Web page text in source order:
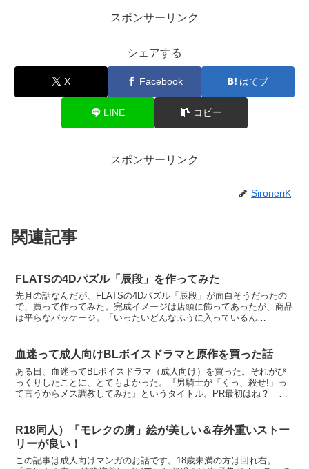
スポンサーリンク
シェアする
X Facebook はてブ
LINE コピー
スポンサーリンク
SironeriK
関連記事
FLATSの4Dパズル「辰段」を作ってみた
先月の話なんだが、FLATSの4Dパズル「辰段」が面白そうだったの
で、買って作ってみた。完成イメージは店頭に飾ってあったが、商品
は平らなパッケージ。「いったいどんなふうに入っているん
血迷って成人向けBLボイスドラマと原作を買った話
ある日、血迷ってBLボイスドラマ（成人向け）を買った。それがび
っくりしたことに、とてもよかった。『男騎士が「くっ、殺せ!」っ
て言うからメス調教してみた』というタイトル。PR最初はね？ 女
R18同人）「モレクの虜」絵が美しい＆存外重いストー
リーが良い！
この記事は成人向けマンガのお話です。18歳未満の方は回れ右。